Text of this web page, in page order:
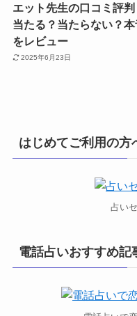
エット先生の口コミ評判
当たる？当たらない？本
をレビュー
2025年6月23日
はじめてご利用の方
占い
電話占いおすすめ記